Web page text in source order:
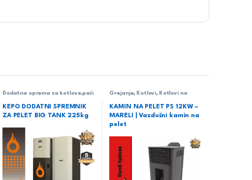
Dodatna oprema za kotlove,peći
kotlove KEPO
KEPO DODATNI SPREMNIK
ZA PELET BIG TANK 225kg
Grejanje, Kotlovi, Kotlovi na
KAMIN NA PELET PS 12KW –
MARELI | Vazdušni kamin na
pelet